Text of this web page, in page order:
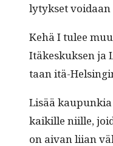
ly­tyk­set
Kehä I tulee
Itäkeskuk­sen ja
taan itä-
Lisää
kaikille niille,
on aivan liian